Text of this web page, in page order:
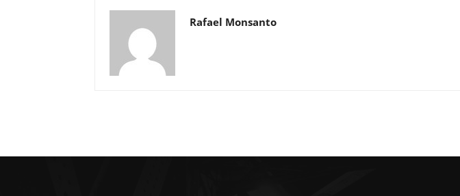
Rafael Monsanto